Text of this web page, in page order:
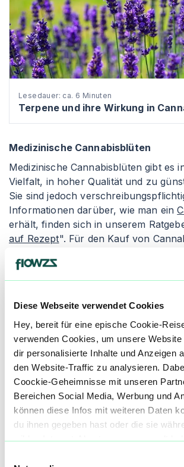
Diese Webseite verwendet Cookies
Hey, bereit für eine epische Cookie-
verwenden Cookies, um unsere Website
dir personalisierte Inhalte und Anzeigen
den Website-Traffic zu analysieren.
Coockie-Geheimnisse mit unseren
Bereichen Social Media, Werbung und
können diese Infos mit weiteren Daten
du ihnen gegeben hast oder die sie
wilden Internet-Abenteuer gesammelt
Lesedauer: ca. 6 Minuten
Terpene und ihre Wirkung in
Medizinische Cannabisblüten
Medizinische Cannabisblüten gibt es
Vielfalt, in hoher Qualität und zu
Sie sind jedoch
Informationen darüber, wie man ein
erhält, finden sich in unserem
auf Rezept". Für den Kauf von
Cannabis legal kaufen
" zu lesen.
die Cannabisblüten entweder als
Einnahmeform ist.
Granulierte Cannabisblüten wird in
zerkleinert und verpackt. Die
einen Dosierlöffel zur genauen
medizinischen Cannabis, um
inkorrekte Dosierungen zu
von granuliertem Cannabis ist seine
Oxidation, wodurch es schneller
Qualität verlieren kann. Alternativ